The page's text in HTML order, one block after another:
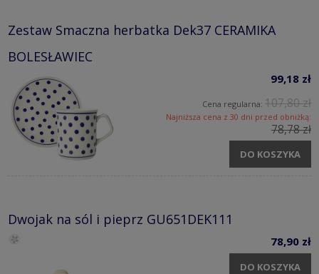
Zestaw Smaczna herbatka Dek37 CERAMIKA
BOLESŁAWIEC
99,18 zł
Cena regularna: 107,80 zł
Najniższa cena z 30 dni przed obniżką:
78,78 zł
DO KOSZYKA
Dwojak na sól i pieprz GU651DEK111
78,90 zł
DO KOSZYKA